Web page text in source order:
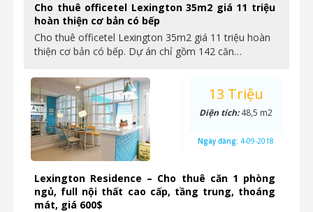
Cho thuê officetel Lexington 35m2 giá 11 triệu
hoàn thiện cơ bản có bếp
Cho thuê officetel Lexington 35m2 giá 11 triệu hoàn
thiện cơ bản có bếp. Dự án chỉ gồm 142 căn…
Lexington Residence – Cho thuê căn 1 phòng
ngủ, full nội thất cao cấp, tầng trung, thoáng
mát, giá 600$
13 Triệu
Diện tích:48,5 m2
Ngày đăng: 4-09-2018